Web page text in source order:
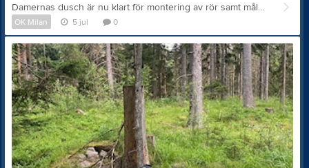
Damernas dusch är nu klart för montering av rör samt målning av lister. På herrarnas är golvet klart och väggbeklädnad sker nästa vecka, sen ska rör och lister tillbaka och en duschvägg ska monteras. Klinkers i damernas entré blir klart i nästa vecka. Det som behöver göras är målning av lister, montering, rördragning och städning. Om ni vill hjälpa till, hör av er till Roger ( tel. 072 5299901) om vad som behöver göras och när.
OK Milan 5 jul 0